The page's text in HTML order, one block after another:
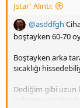
Jstar' Alıntı:
@asddfgh
boştayken 60-70
Boştayken arka
sıcaklığı
Dediğim gibi uzun
indirme